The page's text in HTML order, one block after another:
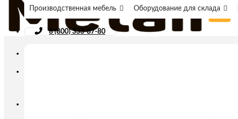
Производственная мебель Оборудование для склада
8 (800) 333-87-80